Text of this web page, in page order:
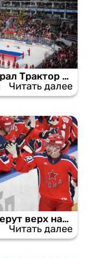
ЦСКА обыграл Трактор — 1:0
Читать далее
Армейцы берут верх над «Трактором» в гостях.
Читать далее